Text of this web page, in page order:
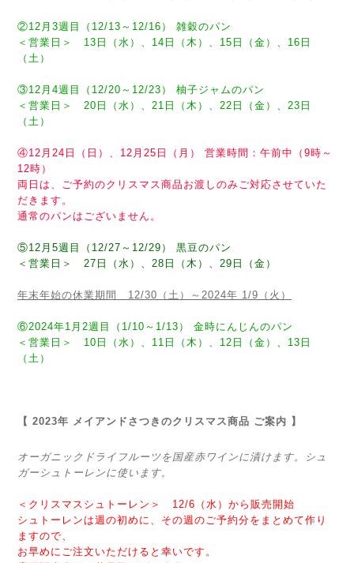
②12月3週目（12/13～12/16） 雑穀のパン
＜営業日＞ 13日（水）、14日（木）、15日（金）、16日
（土）
③12月4週目（12/20～12/23） 柚子ジャムのパン
＜営業日＞ 20日（水）、21日（木）、22日（金）、23日
（土）
④12月24日（日）、12月25日（月） 営業時間：午前中（9時～
12時）
両日は、ご予約のクリスマス商品お渡しのみご対応させていた
だきます。
通常のパンはございません。
⑤12月5週目（12/27～12/29） 黒豆のパン
＜営業日＞ 27日（水）、28日（木）、29日（金）
年末年始の休業期間 12/30（土）～2024年 1/9（火）
⑥2024年1月2週目（1/10～1/13） 金時にんじんのパン
＜営業日＞ 10日（水）、11日（木）、12日（金）、13日
（土）
【 2023年 メイアンドさつきのクリスマス商品 ご案内 】
オーガニックドライフルーツを国産赤ワインに漬けます。シュ
ガーシュトーレンに使います。
＜クリスマスシュトーレン＞ 12/6（水）から販売開始
シュトーレンは週の初めに、その週のご予約分をまとめて作り
ますので、
お早めにご注文いただけると幸いです。